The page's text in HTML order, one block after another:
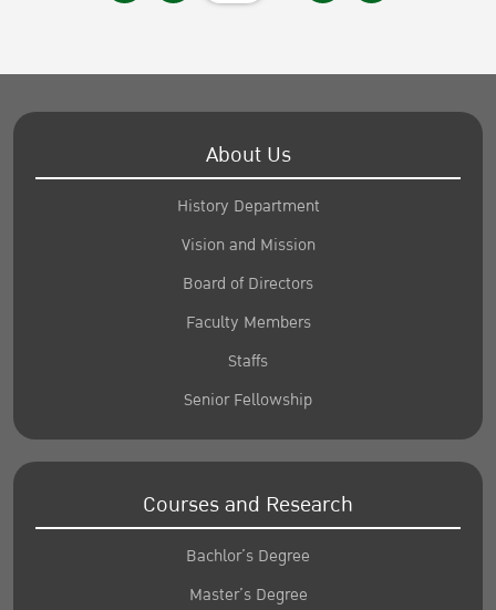
About Us
History Department
Vision and Mission
Board of Directors
Faculty Members
Staffs
Senior Fellowship
Courses and Research
Bachlor’s Degree
Master’s Degree